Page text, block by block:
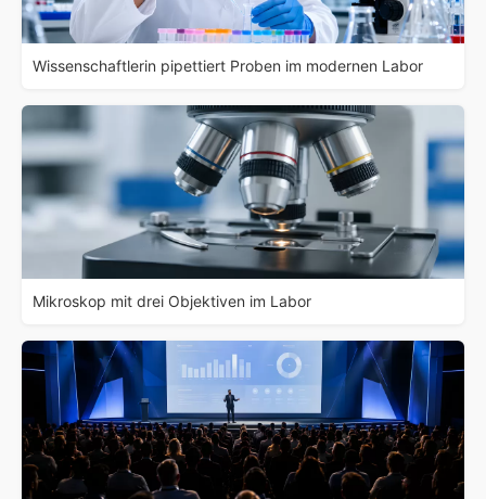
Wissenschaftlerin pipettiert Proben im modernen Labor
Mikroskop mit drei Objektiven im Labor